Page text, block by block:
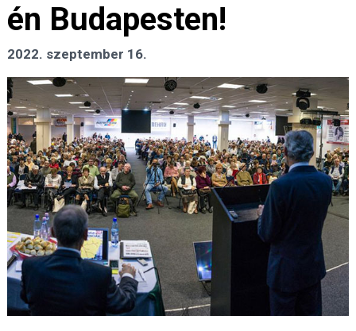
én Budapesten!
2022. szeptember 16.